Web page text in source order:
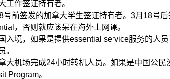
工作签证持有者。
号前签发的加拿大学生签证持有者。3月18号
，否则就应该呆在海外上网课。
入境，如果是提供essential service服务的人
。
大机场完成24小时转机人员。如果是中国公
Program。